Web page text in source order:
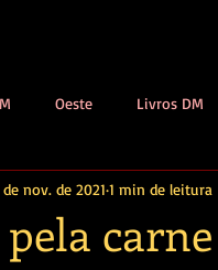
Oeste Livros DM
de nov. de 2021 1 min de leitura